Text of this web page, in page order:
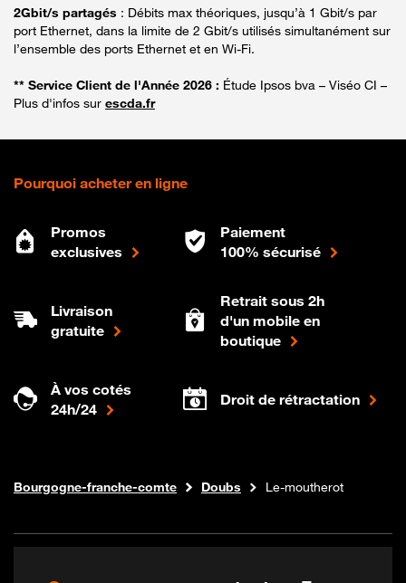
2Gbit/s partagés : Débits max théoriques, jusqu’à 1 Gbit/s par
port Ethernet, dans la limite de 2 Gbit/s utilisés simultanément sur
l’ensemble des ports Ethernet et en Wi-Fi.
** Service Client de l'Année 2026 : Étude Ipsos bva – Viséo CI –
Plus d'infos sur escda.fr
Pourquoi acheter en ligne
Promos
exclusives
Paiement
100% sécurisé
Livraison
gratuite
Retrait sous 2h
d'un mobile en
boutique
À vos cotés
24h/24
Droit de rétractation
Boutique Orange
Internet fibre
Bourgogne-franche-comte Doubs Le-moutherot